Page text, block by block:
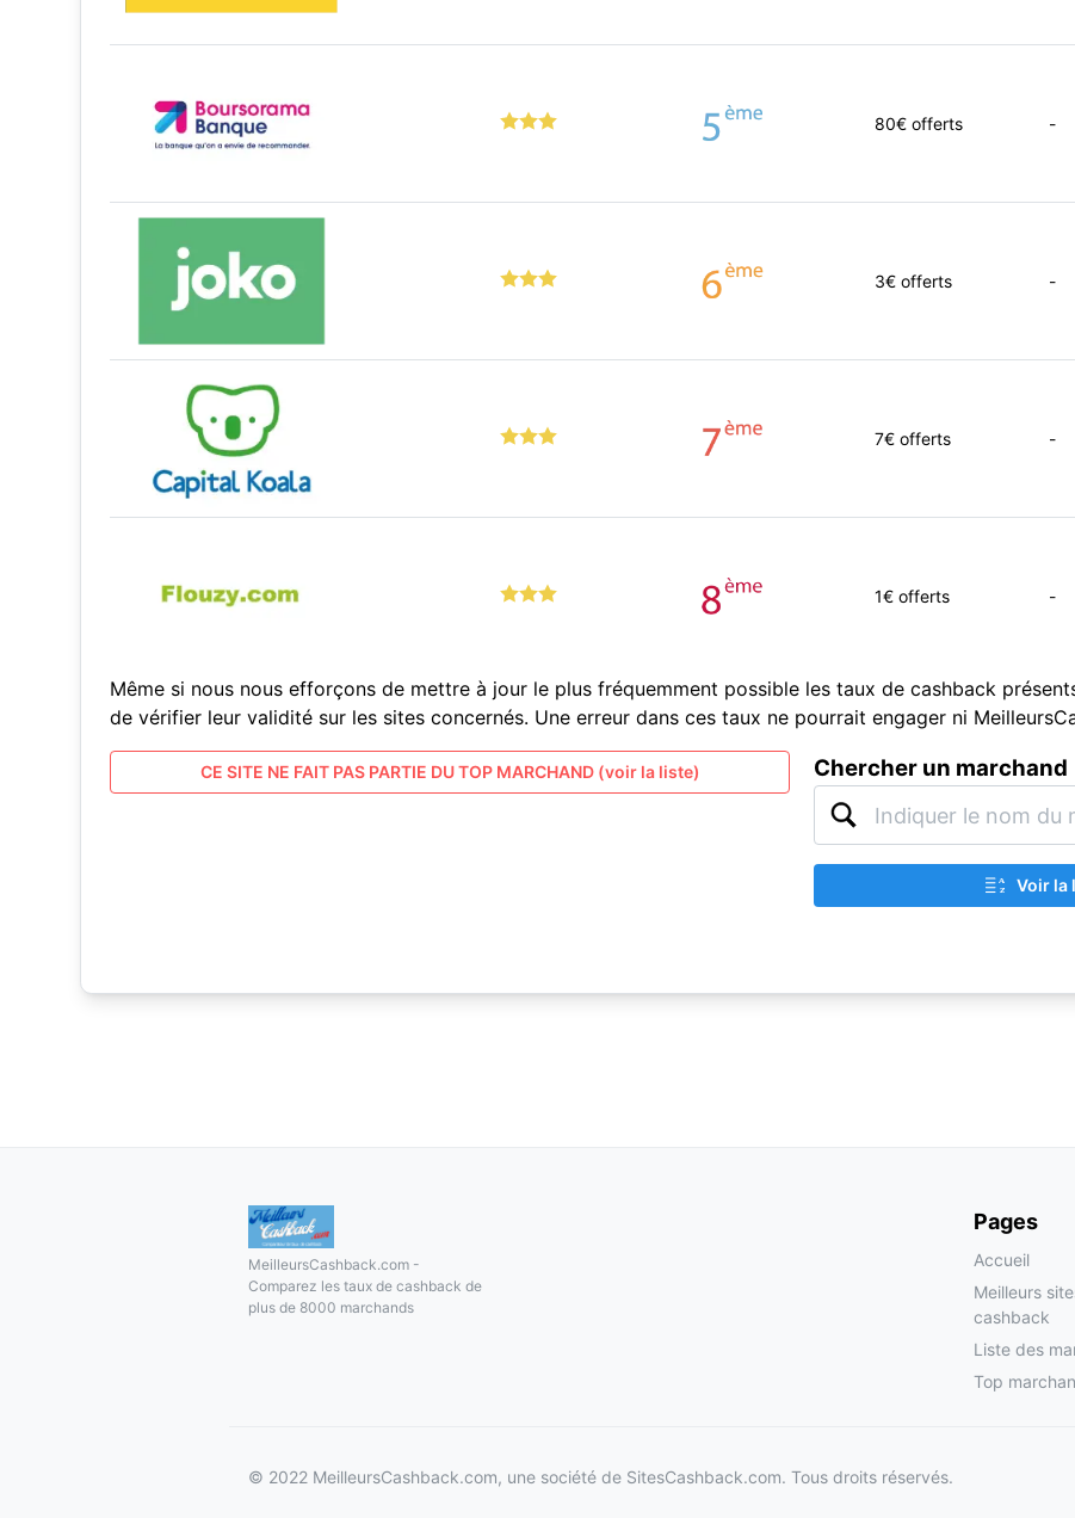
80€ offerts -
3€ offerts -
7€ offerts -
1€ offerts -
Même si nous nous efforçons de mettre à jour le plus fréquemment possible les taux de cashback
de vérifier leur validité sur les sites concernés. Une erreur dans ces taux ne pourrait engager ni
CE SITE NE FAIT PAS PARTIE DU TOP MARCHAND (voir la liste) Chercher un marchand
A
Z
Voir la
MeilleursCashback.com -
Comparez les taux de cashback de
plus de 8000 marchands
Pages
Accueil
Meilleurs
cashback
Liste des
Top
© 2022 MeilleursCashback.com, une société de SitesCashback.com. Tous droits réservés.